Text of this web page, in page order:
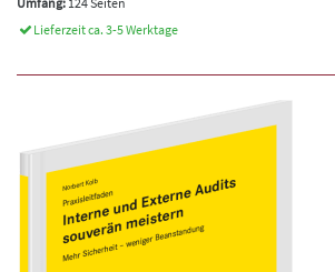
Lieferzeit ca. 3-5 Werktage